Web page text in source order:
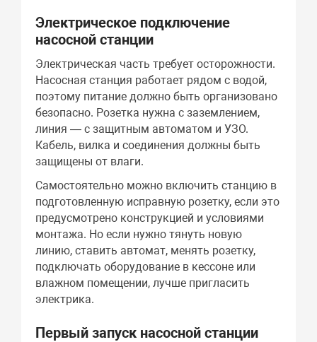
Электрическое подключение
насосной станции
Электрическая часть требует осторожности.
Насосная станция работает рядом с водой,
поэтому питание должно быть организовано
безопасно. Розетка нужна с заземлением,
линия — с защитным автоматом и УЗО.
Кабель, вилка и соединения должны быть
защищены от влаги.
Самостоятельно можно включить станцию в
подготовленную исправную розетку, если это
предусмотрено конструкцией и условиями
монтажа. Но если нужно тянуть новую
линию, ставить автомат, менять розетку,
подключать оборудование в кессоне или
влажном помещении, лучше пригласить
электрика.
Первый запуск насосной станции